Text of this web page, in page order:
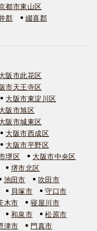
都市東山区
郡
綴喜郡
阪市此花区
市天王寺区
大阪市東淀川区
阪市旭区
阪市城東区
大阪市西成区
大阪市平野区
堺区
大阪市中央区
堺市北区
池田市
吹田市
貝塚市
守口市
木市
寝屋川市
和泉市
松原市
津市
門真市